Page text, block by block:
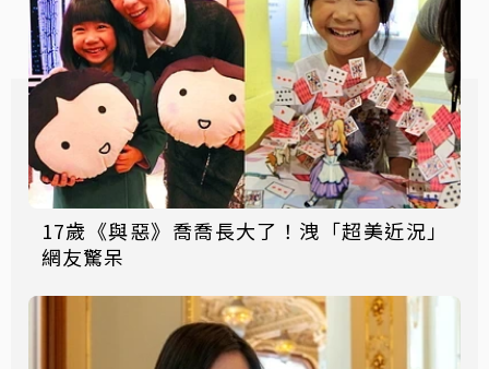
17歲《與惡》喬喬長大了！洩「超美近況」
網友驚呆